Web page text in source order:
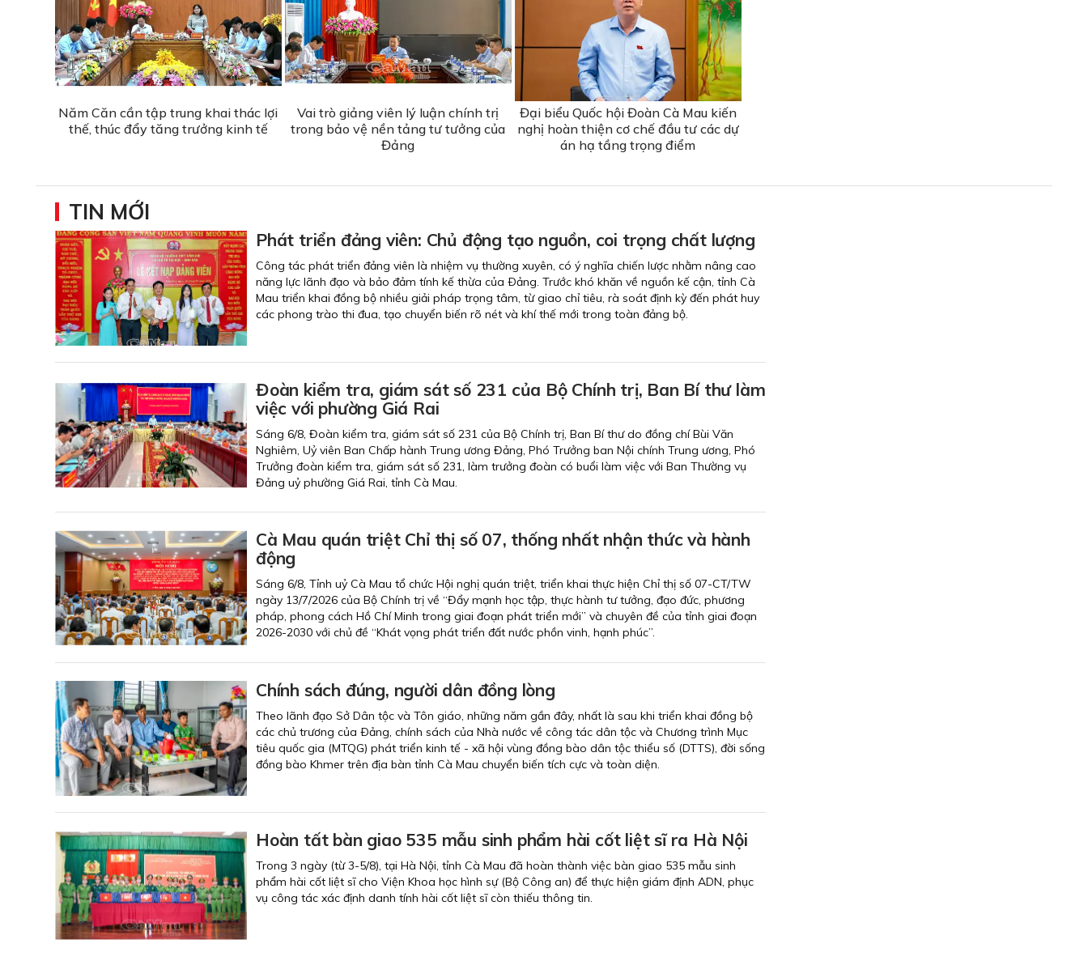
Năm Căn cần tập trung khai thác lợi
thế, thúc đẩy tăng trưởng kinh tế
Vai trò giảng viên lý luận chính trị
trong bảo vệ nền tảng tư tưởng của
Đảng
Đại biểu Quốc hội Đoàn Cà Mau kiến
nghị hoàn thiện cơ chế đầu tư các dự
án hạ tầng trọng điểm
TIN MỚI
Phát triển đảng viên: Chủ động tạo nguồn, coi trọng chất lượng
Công tác phát triển đảng viên là nhiệm vụ thường xuyên, có ý nghĩa chiến lược nhằm nâng cao
năng lực lãnh đạo và bảo đảm tính kế thừa của Ðảng. Trước khó khăn về nguồn kế cận, tỉnh Cà
Mau triển khai đồng bộ nhiều giải pháp trọng tâm, từ giao chỉ tiêu, rà soát định kỳ đến phát huy
các phong trào thi đua, tạo chuyển biến rõ nét và khí thế mới trong toàn đảng bộ.
Đoàn kiểm tra, giám sát số 231 của Bộ Chính trị, Ban Bí thư làm
việc với phường Giá Rai
Sáng 6/8, Đoàn kiểm tra, giám sát số 231 của Bộ Chính trị, Ban Bí thư do đồng chí Bùi Văn
Nghiêm, Uỷ viên Ban Chấp hành Trung ương Đảng, Phó Trưởng ban Nội chính Trung ương, Phó
Trưởng đoàn kiểm tra, giám sát số 231, làm trưởng đoàn có buổi làm việc với Ban Thường vụ
Đảng uỷ phường Giá Rai, tỉnh Cà Mau.
Cà Mau quán triệt Chỉ thị số 07, thống nhất nhận thức và hành
động
Sáng 6/8, Tỉnh uỷ Cà Mau tổ chức Hội nghị quán triệt, triển khai thực hiện Chỉ thị số 07-CT/TW
ngày 13/7/2026 của Bộ Chính trị về “Đẩy mạnh học tập, thực hành tư tưởng, đạo đức, phương
pháp, phong cách Hồ Chí Minh trong giai đoạn phát triển mới” và chuyên đề của tỉnh giai đoạn
2026-2030 với chủ đề “Khát vọng phát triển đất nước phồn vinh, hạnh phúc”.
Chính sách đúng, người dân đồng lòng
Theo lãnh đạo Sở Dân tộc và Tôn giáo, những năm gần đây, nhất là sau khi triển khai đồng bộ
các chủ trương của Ðảng, chính sách của Nhà nước về công tác dân tộc và Chương trình Mục
tiêu quốc gia (MTQG) phát triển kinh tế - xã hội vùng đồng bào dân tộc thiểu số (DTTS), đời sống
đồng bào Khmer trên địa bàn tỉnh Cà Mau chuyển biến tích cực và toàn diện.
Hoàn tất bàn giao 535 mẫu sinh phẩm hài cốt liệt sĩ ra Hà Nội
Trong 3 ngày (từ 3-5/8), tại Hà Nội, tỉnh Cà Mau đã hoàn thành việc bàn giao 535 mẫu sinh
phẩm hài cốt liệt sĩ cho Viện Khoa học hình sự (Bộ Công an) để thực hiện giám định ADN, phục
vụ công tác xác định danh tính hài cốt liệt sĩ còn thiếu thông tin.